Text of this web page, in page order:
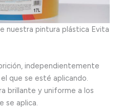
nuestra pintura plástica Evita
independientemente
que se esté aplicando.
brillante y uniforme a los
se aplica.